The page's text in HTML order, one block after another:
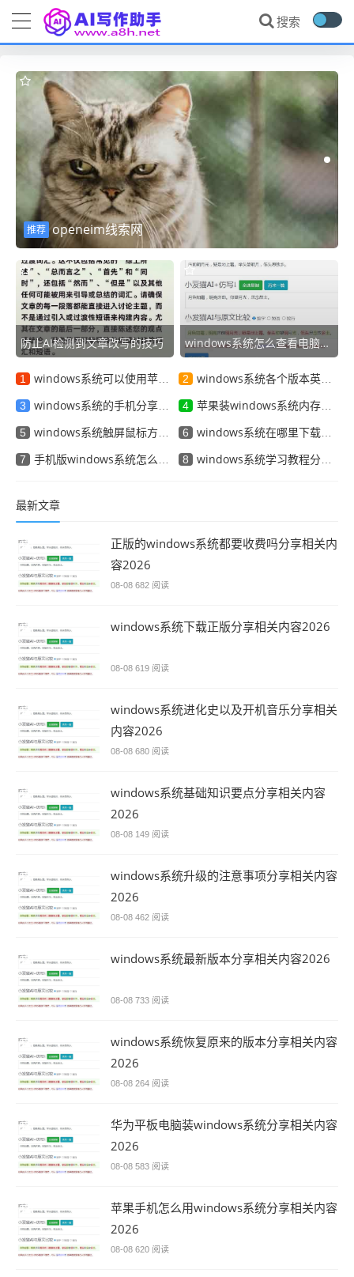
推荐 openeim线索网
推荐 openeim线索网
防止AI检测到文章改写的技巧
windows系统怎么查看电脑型
1 windows系统可以使用苹果手机吗分享相关内容2026 2 windows系统各个版本英文分享相关内容2026
3 windows系统的手机分享相关内容2026 4 苹果装windows系统内存占多少分享相关内容2026
5 windows系统触屏鼠标方向分享相关内容2026 6 windows系统在哪里下载分享相关内容2026
7 手机版windows系统怎么下载分享相关内容2026 8 windows系统学习教程分享相关内容2026
最新文章
正版的windows系统都要收费吗分享相关内
容2026
08-08 682 阅读
windows系统下载正版分享相关内容2026
08-08 619 阅读
windows系统进化史以及开机音乐分享相关
内容2026
08-08 680 阅读
windows系统基础知识要点分享相关内容
2026
08-08 149 阅读
windows系统升级的注意事项分享相关内容
2026
08-08 462 阅读
windows系统最新版本分享相关内容2026
08-08 733 阅读
windows系统恢复原来的版本分享相关内容
2026
08-08 264 阅读
华为平板电脑装windows系统分享相关内容
2026
08-08 583 阅读
苹果手机怎么用windows系统分享相关内容
2026
08-08 620 阅读